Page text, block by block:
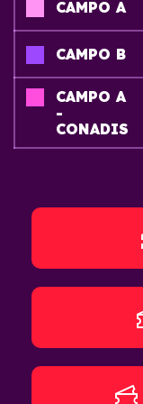
CAMPO A
CAMPO B
CAMPO A
-
CONADIS